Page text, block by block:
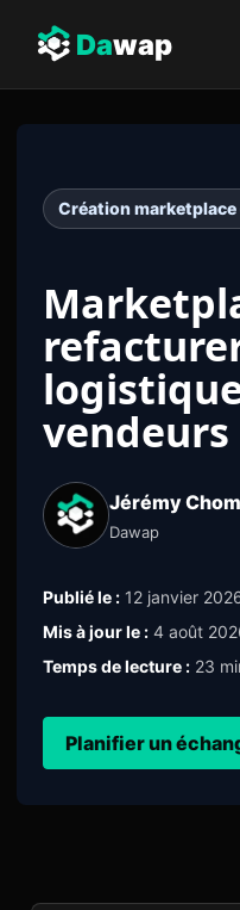
Dawap
Création
vendeurs
Jérémy
Dawap
Publié le : 12 janvier
Mis à jour le : 4 août
Temps de lecture : 23
Planifier un